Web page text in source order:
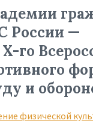
России —
го
и
физической